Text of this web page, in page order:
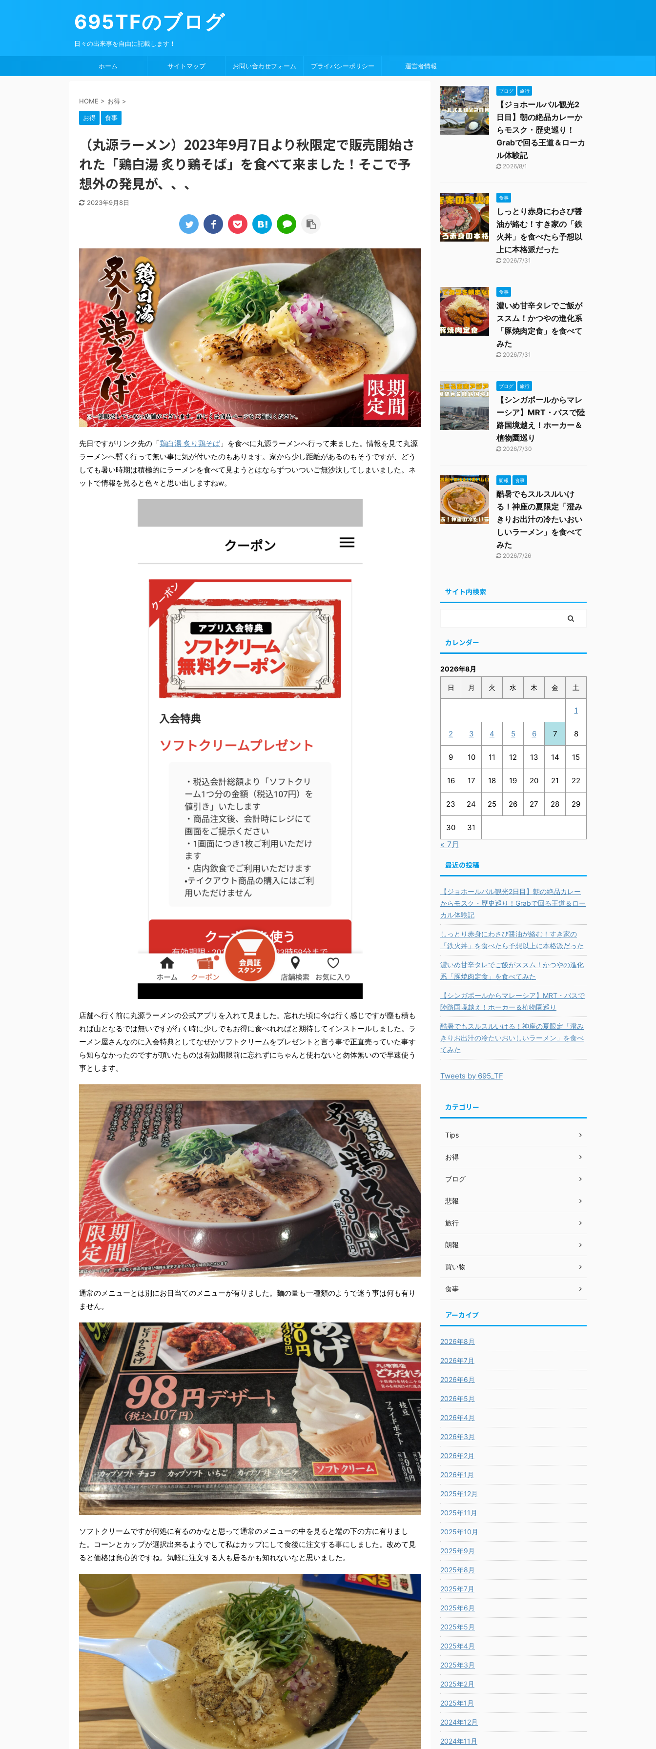
695TFのブログ
日々の出来事を自由に記載します！
ホーム サイトマップ お問い合わせフォーム プライバシーポリシー 運営者情報
HOME > お得 >
お得 食事
（丸源ラーメン）2023年9月7日より秋限定で販売開始さ
れた「鶏白湯 炙り鶏そば」を食べて来ました！そこで予
想外の発見が、、、
2023年9月8日
先日ですがリンク先の「鶏白湯 炙り鶏そば 」を食べに丸源ラーメンへ行って来ました。情報を見て丸源
ラーメンへ暫く行って無い事に気が付いたのもあります。家から少し距離があるのもそうですが、どう
しても暑い時期は積極的にラーメンを食べて見ようとはならずついついご無沙汰してしまいました。ネ
ットで情報を見ると色々と思い出しますねw。
店舗へ行く前に丸源ラーメンの公式アプリを入れて見ました。忘れた頃に今は行く感じですが塵も積も
れば山となるでは無いですが行く時に少しでもお得に食べれればと期待してインストールしました。ラ
ーメン屋さんなのに入会特典としてなぜかソフトクリームをプレゼントと言う事で正直売っていた事す
ら知らなかったのですが頂いたものは有効期限前に忘れずにちゃんと使わないと勿体無いので早速使う
事とします。
通常のメニューとは別にお目当てのメニューが有りました。麺の量も一種類のようで迷う事は何も有り
ません。
ソフトクリームですが何処に有るのかなと思って通常のメニューの中を見ると端の下の方に有りまし
た。コーンとカップが選択出来るようでして私はカップにして食後に注文する事にしました。改めて見
ると価格は良心的ですね。気軽に注文する人も居るかも知れないなと思いました。
ブログ 旅行
【ジョホールバル観光2
日目】朝の絶品カレーか
らモスク・歴史巡り！
Grabで回る王道＆ローカ
ル体験記
2026/8/1
食事
しっとり赤身にわさび醤
油が絡む！すき家の「鉄
火丼」を食べたら予想以
上に本格派だった
2026/7/31
食事
濃いめ甘辛タレでご飯が
ススム！かつやの進化系
「豚焼肉定食」を食べて
みた
2026/7/31
ブログ 旅行
【シンガポールからマレ
ーシア】MRT・バスで陸
路国境越え！ホーカー＆
植物園巡り
2026/7/30
朗報 食事
酷暑でもスルスルいけ
る！神座の夏限定「澄み
きりお出汁の冷たいおい
しいラーメン」を食べて
みた
2026/7/26
サイト内検索
カレンダー
2026年8月
日 月 火 水 木 金 土
1
2 3 4 5 6 7 8
9 10 11 12 13 14 15
16 17 18 19 20 21 22
23 24 25 26 27 28 29
30 31
« 7月
最近の投稿
【ジョホールバル観光2日目】朝の絶品カレー
からモスク・歴史巡り！Grabで回る王道＆ロー
カル体験記
しっとり赤身にわさび醤油が絡む！すき家の
「鉄火丼」を食べたら予想以上に本格派だった
濃いめ甘辛タレでご飯がススム！かつやの進化
系「豚焼肉定食」を食べてみた
【シンガポールからマレーシア】MRT・バスで
陸路国境越え！ホーカー＆植物園巡り
酷暑でもスルスルいける！神座の夏限定「澄み
きりお出汁の冷たいおいしいラーメン」を食べ
てみた
Tweets by 695_TF
カテゴリー
Tips
お得
ブログ
悲報
旅行
朗報
買い物
食事
アーカイブ
2026年8月
2026年7月
2026年6月
2026年5月
2026年4月
2026年3月
2026年2月
2026年1月
2025年12月
2025年11月
2025年10月
2025年9月
2025年8月
2025年7月
2025年6月
2025年5月
2025年4月
2025年3月
2025年2月
2025年1月
2024年12月
2024年11月